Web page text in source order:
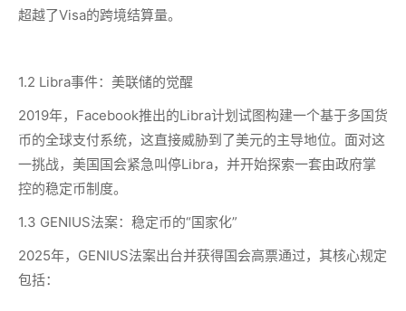
超越了Visa的跨境结算量。
1.2 Libra事件：美联储的觉醒
2019年，Facebook推出的Libra计划试图构建一个基于多国货
币的全球支付系统，这直接威胁到了美元的主导地位。面对这
一挑战，美国国会紧急叫停Libra，并开始探索一套由政府掌
控的稳定币制度。
1.3 GENIUS法案：稳定币的“国家化”
2025年，GENIUS法案出台并获得国会高票通过，其核心规定
包括：